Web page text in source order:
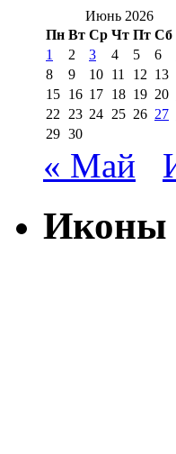
Июнь 2026
Пн Вт Ср Чт Пт Сб
1
2 3 4 5 6
8
9 10 11 12 13
15 16 17 18 19 20
22
23 24 25 26 27
29 30
« Май
Иконы